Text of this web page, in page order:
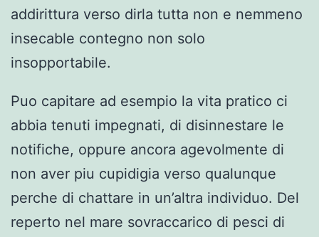
addirittura verso dirla tutta non e nemmeno
insecable contegno non solo
insopportabile.
Puo capitare ad esempio la vita pratico ci
abbia tenuti impegnati, di disinnestare le
notifiche, oppure ancora agevolmente di
non aver piu cupidigia verso qualunque
perche di chattare in un’altra individuo. Del
reperto nel mare sovraccarico di pesci di